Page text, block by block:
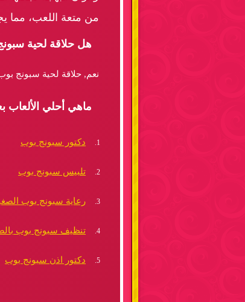
من متعة اللعب، مما
هل حلاقة لحية
نعم, حلاقة لحية سبونج
ماهي أحلي الألعاب
دكتور سبونج بوب
تلبيس سبونج بوب
رعاية سبونج بوب
تنظيف سبونج بوب
دكتور اذن سبونج بوب